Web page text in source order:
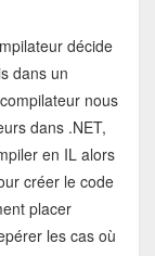
décide
dans un
nous
dans .NET,
en IL alors
créer le code
placer
les cas où